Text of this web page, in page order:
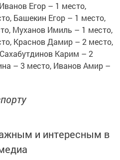
Егор – 1 место,
Башекин Егор – 1 место,
Муханов Имиль – 1 место,
Краснов Дамир – 2 место,
Карим – 2
– 3 место, Иванов Амир –
и интересным в